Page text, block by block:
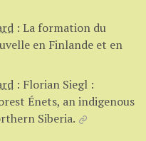
: La formation du
en Finlande et en
: Florian Siegl :
Énets, an indigenous
Siberia.